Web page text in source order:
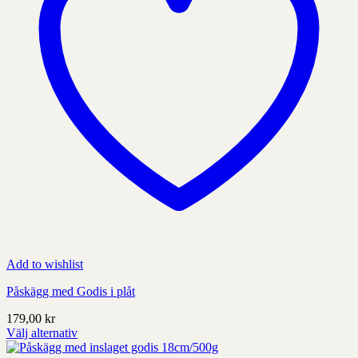
Add to wishlist
Påskägg med Godis i plåt
179,00 kr
Välj alternativ
Denna